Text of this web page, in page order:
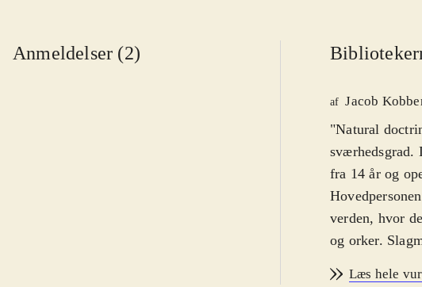
Anmeldelser (2)
af Jacob
"Natural
sværhedsgrad.
fra 14 år og
verden, hvor
og orker.
Læs hele